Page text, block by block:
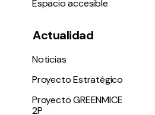
Espacio accesible
Actualidad
Noticias
Proyecto Estratégico
Proyecto GREENMICE
2P